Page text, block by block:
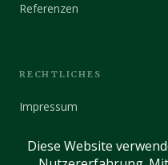
Referenzen
RECHTLICHES
Impressum